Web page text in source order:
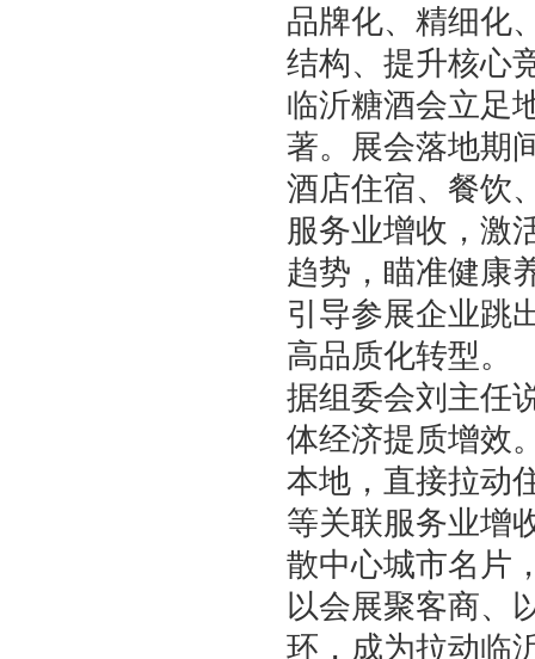
品牌化、精细化
结构、提升核心
临沂糖酒会立足
著。展会落地期
酒店住宿、餐饮
服务业增收，激
趋势，瞄准健康
引导参展企业跳
高品质化转型。
据组委会刘主任
体经济提质增效
本地，直接拉动
等关联服务业增
散中心城市名片
以会展聚客商、
环，成为拉动临